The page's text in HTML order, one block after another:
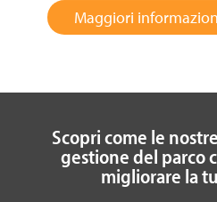
Maggiori
Scopri come le
gestione del parco
migliorare la